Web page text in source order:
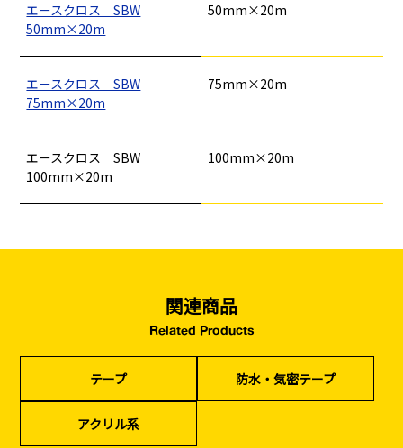
カタログダウンロード
コンクリート
（型枠工事）
を設ける
イベント設置・
バリケード（保安）
災害、台風対策
・復旧貢献
（リサイクル）
エースクロス SBW
50mm×20m
50mm×20m
エースクロス SBW
75mm×20m
75mm×20m
エースクロス SBW
100mm×20m
100mm×20m
関連商品
Related Products
テープ 防水・気密テープ
アクリル系